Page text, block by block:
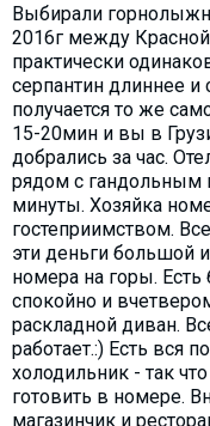
Выбирали
2016г между Красной
практически
серпантин длиннее
получается то же
15-20мин и вы в
добрались за час.
рядом с
минуты. Хозяйка
гостеприимством.
эти деньги большой
номера на горы.
спокойно и
раскладной диван.
работает.:) Есть вся
холодильник - так
готовить в номере.
магазинчик и